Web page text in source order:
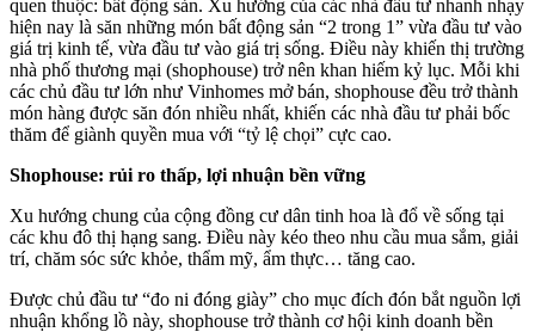
quen thuộc: bất động sản. Xu hướng của các nhà đầu tư nhanh nhạy
hiện nay là săn những món bất động sản “2 trong 1” vừa đầu tư vào
giá trị kinh tế, vừa đầu tư vào giá trị sống. Điều này khiến thị trường
nhà phố thương mại (shophouse) trở nên khan hiếm kỷ lục. Mỗi khi
các chủ đầu tư lớn như Vinhomes mở bán, shophouse đều trở thành
món hàng được săn đón nhiều nhất, khiến các nhà đầu tư phải bốc
thăm để giành quyền mua với “tỷ lệ chọi” cực cao.
Shophouse: rủi ro thấp, lợi nhuận bền vững
Xu hướng chung của cộng đồng cư dân tinh hoa là đổ về sống tại
các khu đô thị hạng sang. Điều này kéo theo nhu cầu mua sắm, giải
trí, chăm sóc sức khỏe, thẩm mỹ, ẩm thực… tăng cao.
Được chủ đầu tư “đo ni đóng giày” cho mục đích đón bắt nguồn lợi
nhuận khổng lồ này, shophouse trở thành cơ hội kinh doanh bền